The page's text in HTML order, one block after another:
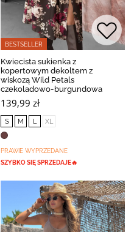
BESTSELLER
Kwiecista sukienka z
kopertowym dekoltem z
wiskozą Wild Petals
czekoladowo-burgundowa
139,99 zł
S M L XL
PRAWIE WYPRZEDANE
SZYBKO SIĘ SPRZEDAJE🔥